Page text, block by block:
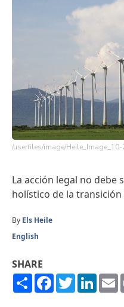
/userfiles/image/
La acción legal no
holístico de la transición
By Els Heile
English
SHARE
ShareFacebook
Twitter